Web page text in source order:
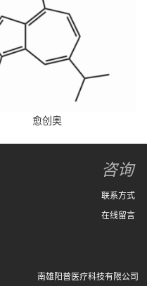
愈创奥
咨询
联系方式
在线留言
南雄阳普医疗科技有限公司